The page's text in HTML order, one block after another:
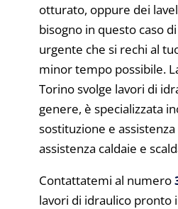
otturato, oppure dei
bisogno in questo caso
urgente che si rechi al
minor tempo possibile.
Torino svolge lavori di
genere, è specializzata
sostituzione e
assistenza caldaie e
Contattatemi al numero
lavori di idraulico pronto